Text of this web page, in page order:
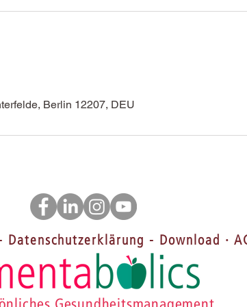
Berlin 12207, DEU
Datenschutzerklärung - Download ·